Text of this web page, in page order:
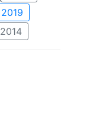
2019
2014